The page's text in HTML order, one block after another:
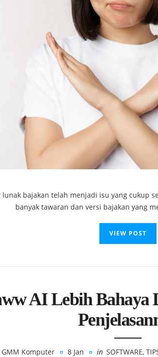
lunak bajakan telah menjadi isu yang cukup
banyak tawaran dan versi bajakan yang
VIEW POST
AI Lebih
GMM Komputer 8 Jan in SOFTWARE,